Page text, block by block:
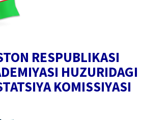
RESPUBLIKASI
HUZURIDAGI
KOMISSIYASI